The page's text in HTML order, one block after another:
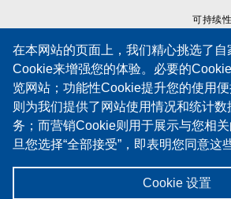
在本网站的页面上，我们精心挑选了自
Cookie来增强您的体验。必要的
览网站；功能性Cookie提升您的使用
则为我们提供了网站使用情况和统计
务；而营销Cookie则用于展示与您相
旦您选择“全部接受”，即表明您同意这
置”中随时撤销未来的同意。Cookie 设置
可持续性
资源
线缆样品展示区
技術論文
政策
隐私声明
支持
技术支
培训
服务请